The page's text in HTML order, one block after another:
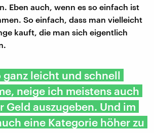
Eben auch, wenn es so einfach ist
So einfach, dass man vielleicht
kauft, die man sich eigentlich
ganz leicht und schnell
neige ich meistens auch
Geld auszugeben. Und im
eine Kategorie höher zu